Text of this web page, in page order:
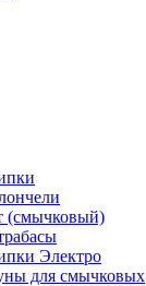
(смычковый)
Электро
для смычковых